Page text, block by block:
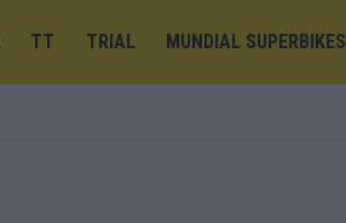
TT TRIAL MUNDIAL SUPERBIKES